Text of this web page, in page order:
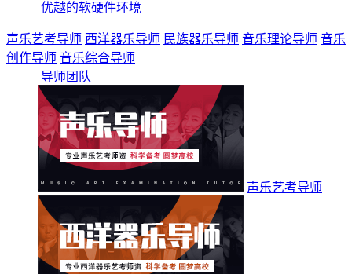
优越的软硬件环境
声乐艺考导师 西洋器乐导师 民族器乐导师 音乐理论导师 音乐
创作导师 音乐综合导师
导师团队
声乐艺考导师